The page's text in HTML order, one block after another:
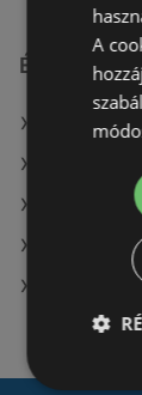
A(z) CBA
A(z)
dm itt:
A(z) Alma
Euronics
A